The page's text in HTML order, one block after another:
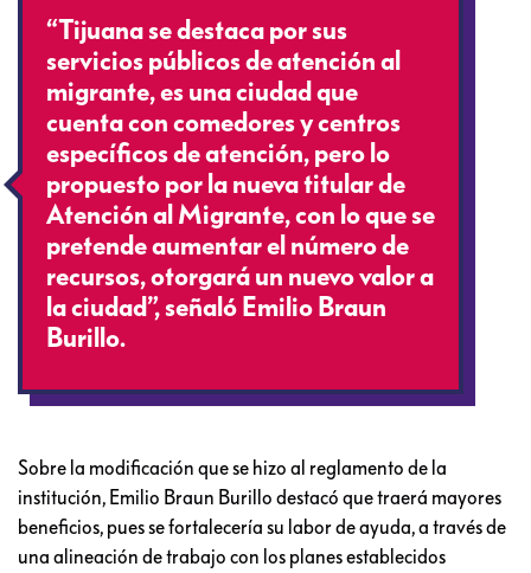
“Tijuana se destaca por sus
servicios públicos de atención al
migrante, es una ciudad que
cuenta con comedores y centros
específicos de atención, pero lo
propuesto por la nueva titular de
Atención al Migrante, con lo que se
pretende aumentar el número de
recursos, otorgará un nuevo valor a
la ciudad”, señaló Emilio Braun
Burillo.
Sobre la modificación que se hizo al reglamento de la
institución, Emilio Braun Burillo destacó que traerá mayores
beneficios, pues se fortalecería su labor de ayuda, a través de
una alineación de trabajo con los planes establecidos